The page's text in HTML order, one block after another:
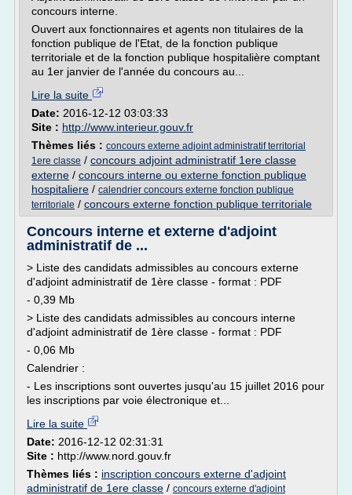
concours interne.
Ouvert aux fonctionnaires et agents non titulaires de la
fonction publique de l'Etat, de la fonction publique
territoriale et de la fonction publique hospitalière comptant
au 1er janvier de l'année du concours au...
Lire la suite
Date: 2016-12-12 03:03:33
Site : http://www.interieur.gouv.fr
Thèmes liés : concours externe adjoint administratif territorial
1ere classe / concours adjoint administratif 1ere classe
externe / concours interne ou externe fonction publique
hospitaliere / calendrier concours externe fonction publique
territoriale / concours externe fonction publique territoriale
Concours interne et externe d'adjoint
administratif de ...
> Liste des candidats admissibles au concours externe
d'adjoint administratif de 1ère classe - format : PDF
- 0,39 Mb
> Liste des candidats admissibles au concours interne
d'adjoint administratif de 1ère classe - format : PDF
- 0,06 Mb
Calendrier :
- Les inscriptions sont ouvertes jusqu'au 15 juillet 2016 pour
les inscriptions par voie électronique et...
Lire la suite
Date: 2016-12-12 02:31:31
Site : http://www.nord.gouv.fr
Thèmes liés : inscription concours externe d'adjoint
administratif de 1ere classe / concours externe d'adjoint